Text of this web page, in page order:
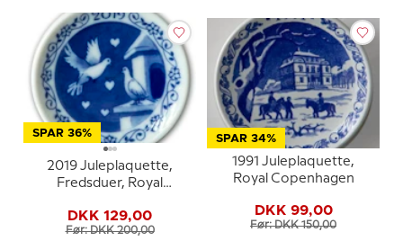
SPAR 36%
2019 Juleplaquette,
Fredsduer, Royal
DKK 129,00
Før: DKK 200,00
SPAR 34%
1991 Juleplaquette,
Royal Copenhagen
DKK 99,00
Før: DKK 150,00